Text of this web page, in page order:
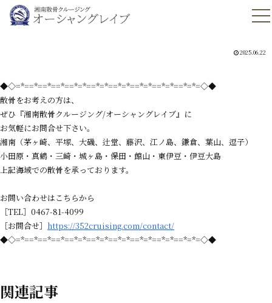
2025.06.22
◆◇=*==*==*==*==*=*==*=*==*=*==*=*==*=*==*=*=◇◆
散骨をお考えの方は、
ぜひ『湘南散骨クルージング/オーシャングレイブ』に
お気軽にお問合せ下さい。
湘南（茅ヶ崎、平塚、大磯、辻堂、藤沢、江ノ島、鎌倉、葉山、逗子）
小田原・真鶴・三崎・城ヶ島・保田・館山・東伊豆・伊豆大島
上記海域での散骨を承っております。
お問い合わせはこちらから
［TEL］0467-81-4099
［お問合せ］ https://352cruising.com/contact/
◆◇=*==*==*==*==*=*==*=*==*=*==*=*==*=*==*=*=◇◆
関連記事